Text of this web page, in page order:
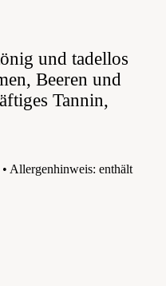
und tadellos
Beeren und
Tannin,
Allergenhinweis: enthält